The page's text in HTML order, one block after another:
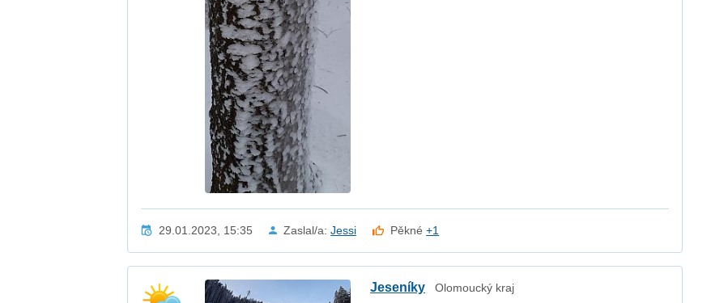
29.01.2023, 15:35 Zaslal/a:Jessi Pěkné+1
Jeseníky Olomoucký kraj